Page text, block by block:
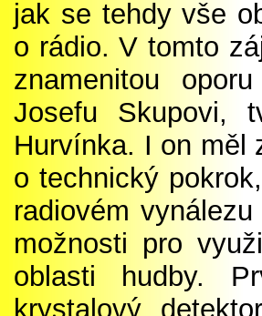
jak se tehdy vše
o rádio. V tomto
znamenitou
Josefu Skupovi,
Hurvínka. I on měl
o technický
radiovém
možnosti pro
oblasti hudby.
krystalový